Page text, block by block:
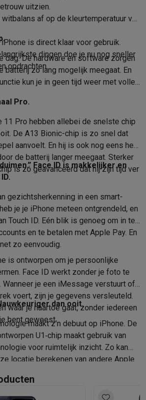
uitzien.
af op de kleur­temperatuur van
is direct klaar voor gebruik.
dingen doe je nu nog sneller
opdrachten.
dag. De hardware en software zorgen
batterij zo lang mogelijk meegaat. En
kun je in geen tijd weer met volle
Pro.
11 Pro hebben allebei de snelste chip
De A13 Bionic-chip is zo snel dat
aanvoelt. En hij is ook nog eens heel
de batterij langer meegaat. Sterker
is zó geavanceerd dat hij zijn tijd ver
Face ID is makkelijker en
gezichts­herkenning in een smart­
je je iPhone meteen ontgrendeld, en
Touch ID. Eén blik is genoeg om in te
en te betalen met Apple Pay. En
zo eenvoudig.
is ontworpen om je persoonlijke
Face ID werkt zonder je foto te
je een iMessage verstuurt of
voert, zijn je gegevens versleuteld.
waar je naartoe gaat, zonder iedereen
bent geweest.
dan ooit.
maakt z’n debuut op iPhone. De
U1‑chip maakt gebruik van
voor ruimtelijk inzicht. Zo kan
locatie berekenen van andere Apple
Denk aan gps, maar dan op
als je via AirDrop een bestand met
je gewoon met je iPhone naar het